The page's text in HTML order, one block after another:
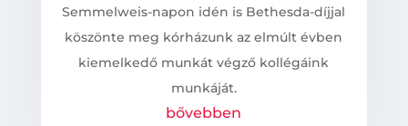
Semmelweis-napon idén is Bethesda-díjjal
köszönte meg kórházunk az elmúlt évben
kiemelkedő munkát végző kollégáink
munkáját.
bővebben